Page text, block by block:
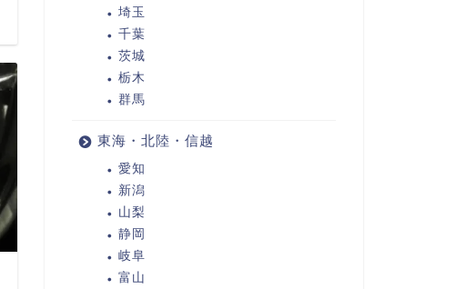
埼玉
千葉
茨城
栃木
群馬
東海・北陸・信越
愛知
新潟
山梨
静岡
岐阜
富山